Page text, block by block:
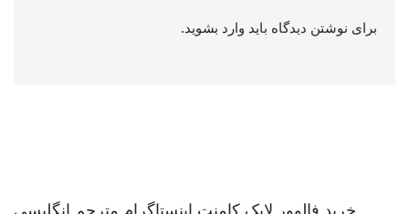
برای نوشتن دیدگاه باید وارد بشوید.
خرید فالوور لایک کامنت اینستاگرام مترجم انگلیسی